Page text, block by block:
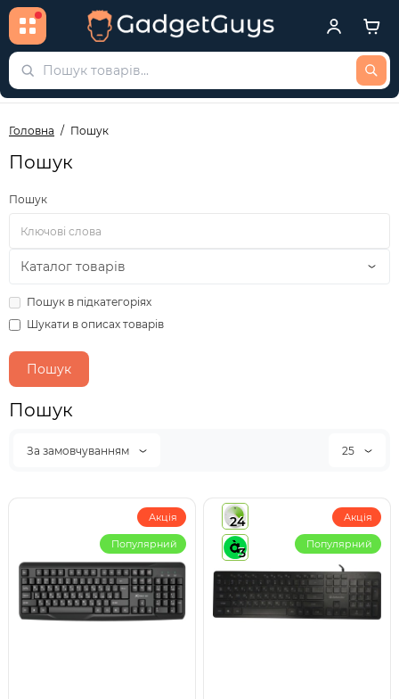
Головна Пошук
Пошук
Пошук
Пошук в підкатегоріях
Шукати в описах товарів
Пошук
За замовчуванням 25
Акція
Популярний
24
3
Акція
Популярний